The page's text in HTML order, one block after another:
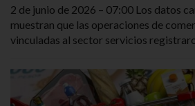
2 de junio de 2026 – 07:00 Los datos
muestran que las operaciones de
vinculadas al sector servicios